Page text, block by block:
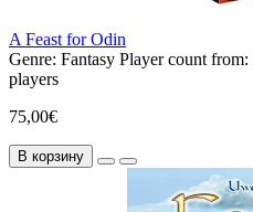
A Feast for Odin
Genre: Fantasy Player count from:
players
75,00€
В корзину